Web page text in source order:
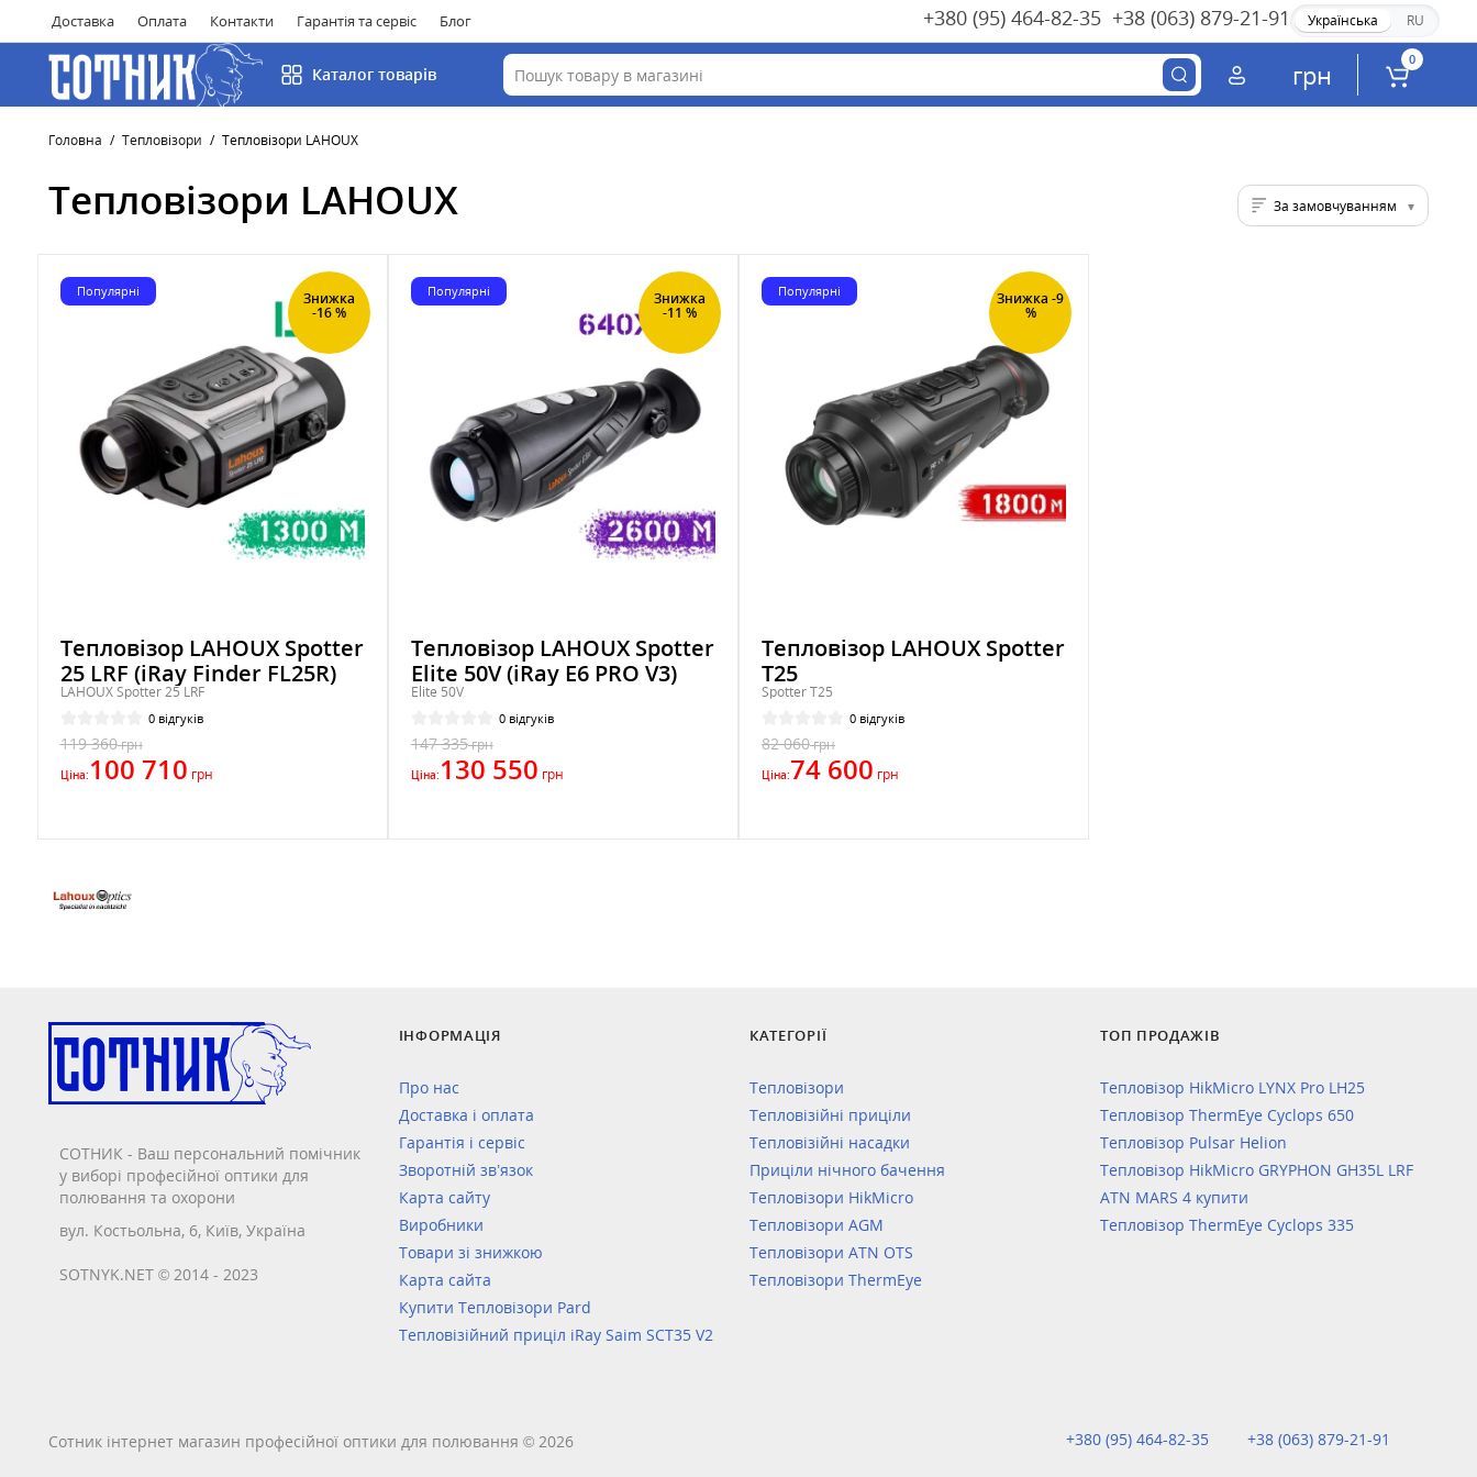
Доставка Оплата Контакти Гарантія та сервіс Блог Українська RU
+380 (95) 464-82-35 +38 (063) 879-21-91
Каталог товарів грн 0
Головна Тепловізори Тепловізори LAHOUX
Тепловізори LAHOUX За замовчуванням
Знижка
-16 %
Популярні
Тепловізор LAHOUX Spotter
25 LRF (iRay Finder FL25R)
LAHOUX Spotter 25 LRF
0 відгуків
119 360грн
Ціна: 100 710 грн
Знижка
-11 %
Популярні
Тепловізор LAHOUX Spotter
Elite 50V (iRay E6 PRO V3)
Elite 50V
0 відгуків
147 335грн
Ціна: 130 550 грн
Знижка -9
%
Популярні
Тепловізор LAHOUX Spotter
T25
Spotter T25
0 відгуків
82 060грн
Ціна:74 600 грн
СОТНИК - Ваш персональний помічник
у виборі професійної оптики для
полювання та охорони
вул. Костьольна, 6, Київ, Україна
SOTNYK.NET © 2014 - 2023
ІНФОРМАЦІЯ
Про нас
Доставка і оплата
Гарантія і сервіс
Зворотній зв’язок
Карта сайту
Виробники
Товари зі знижкою
Карта сайта
Купити Тепловізори Pard
Тепловізійний приціл iRay Saim SCT35 V2
КАТЕГОРІЇ
Тепловізори
Тепловізійні приціли
Тепловізійні насадки
Приціли нічного бачення
Тепловізори HikMicro
Тепловізори AGM
Тепловізори ATN OTS
Тепловізори ThermEye
ТОП ПРОДАЖІВ
Тепловізор HikMicro LYNX Pro LH25
Тепловізор ThermEye Cyclops 650
Тепловізор Pulsar Helion
Тепловізор HikMicro GRYPHON GH35L LRF
ATN MARS 4 купити
Тепловізор ThermEye Cyclops 335
Сотник інтернет магазин професійної оптики для полювання © 2026 +380 (95) 464-82-35 +38 (063) 879-21-91